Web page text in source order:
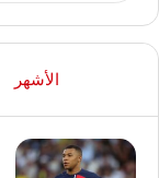
الأشهر